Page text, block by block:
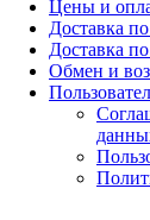
Цены и
Доставка
Доставка
Обмен и